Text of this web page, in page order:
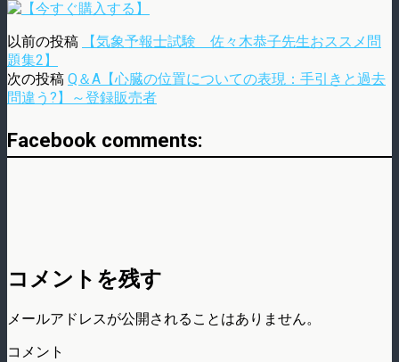
以前の投稿
【気象予報士試験 佐々木恭子先生おススメ問
題集2】
次の投稿 Q＆A【心臓の位置についての表現：手引きと過去
問違う?】～登録販売者
Facebook comments:
コメントを残す
メールアドレスが公開されることはありません。
コメント